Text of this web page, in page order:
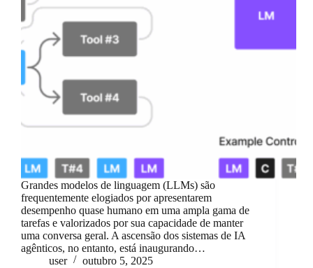
Grandes modelos de linguagem (LLMs) são
frequentemente elogiados por apresentarem
desempenho quase humano em uma ampla gama de
tarefas e valorizados por sua capacidade de manter
uma conversa geral. A ascensão dos sistemas de IA
agênticos, no entanto, está inaugurando…
user
outubro 5, 2025